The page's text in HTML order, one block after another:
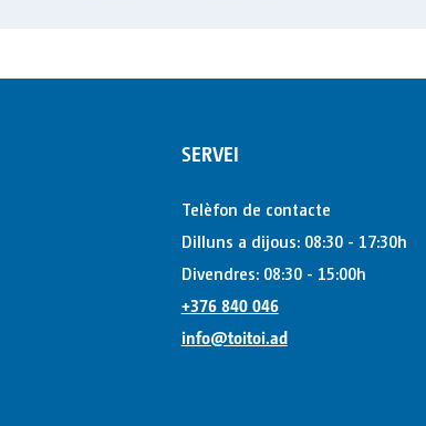
SERVEI
Telèfon de contacte
Dilluns a dijous: 08:30 - 17:30h
Divendres: 08:30 - 15:00h
+376 840 046
info@toitoi.ad